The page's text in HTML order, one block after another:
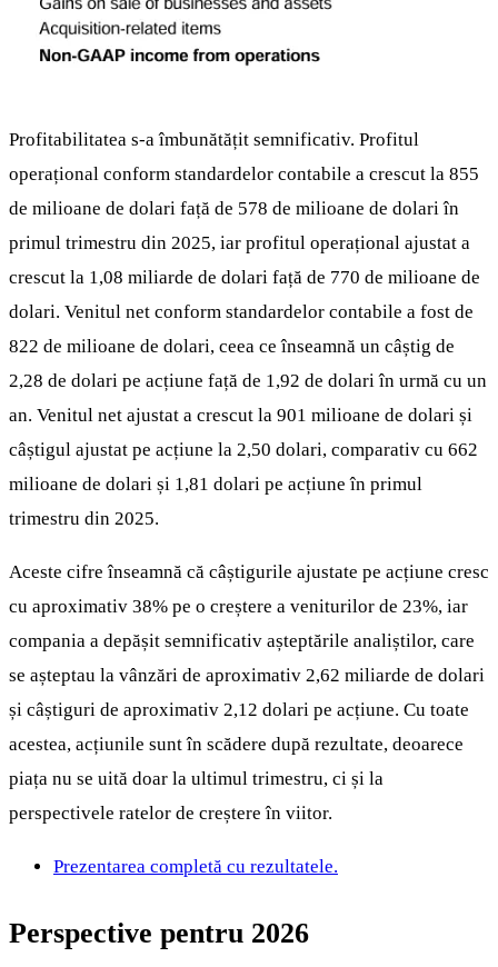
Profitabilitatea s-a îmbunătățit semnificativ. Profitul
operațional conform standardelor contabile a crescut la 855
de milioane de dolari față de 578 de milioane de dolari în
primul trimestru din 2025, iar profitul operațional ajustat a
crescut la 1,08 miliarde de dolari față de 770 de milioane de
dolari. Venitul net conform standardelor contabile a fost de
822 de milioane de dolari, ceea ce înseamnă un câștig de
2,28 de dolari pe acțiune față de 1,92 de dolari în urmă cu un
an. Venitul net ajustat a crescut la 901 milioane de dolari și
câștigul ajustat pe acțiune la 2,50 dolari, comparativ cu 662
milioane de dolari și 1,81 dolari pe acțiune în primul
trimestru din 2025.
Aceste cifre înseamnă că câștigurile ajustate pe acțiune cresc
cu aproximativ 38% pe o creștere a veniturilor de 23%, iar
compania a depășit semnificativ așteptările analiștilor, care
se așteptau la vânzări de aproximativ 2,62 miliarde de dolari
și câștiguri de aproximativ 2,12 dolari pe acțiune. Cu toate
acestea, acțiunile sunt în scădere după rezultate, deoarece
piața nu se uită doar la ultimul trimestru, ci și la
perspectivele ratelor de creștere în viitor.
Prezentarea completă cu rezultatele.
Perspective pentru 2026